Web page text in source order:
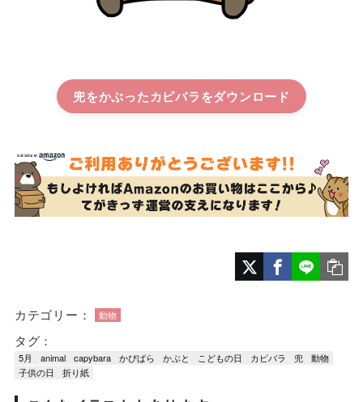
兜をかぶったカピバラ
カテゴリー： 動物
タグ：
5月 animal capybara かぴばら かぶと こどもの日 カピバラ 兜
動物
子供の日
折り紙